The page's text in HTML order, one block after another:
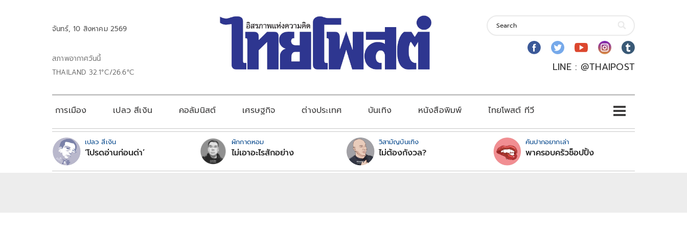
จันทร์, 10 สิงหาคม 2569
สภาพอากาศวันนี้
THAILAND 32.1°C/26.6°C
LINE : @THAIPOST
การเมือง เปลว สีเงิน คอลัมนิสต์ เศรษฐกิจ ต่างประเทศ บันเทิง หนังสือพิมพ์ ไทยโพสต์ ทีวี
เปลว สีเงิน
‘โปรดอ่านก่อนด่า’
ผักกาดหอม
ไม่เอาอะไรสักอย่าง
วิสามัญบันเทิง
ไม่ต้องกังวล?
คันปากอยากเล่า
พาครอบครัวช็อปปิ้ง